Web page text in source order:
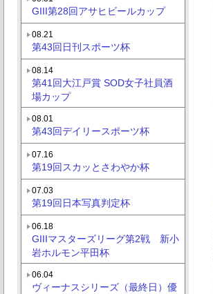
GIII第28回アサヒビールカップ
08.21
第43回日刊スポーツ杯
08.14
第41回大江戸賞 SOD女子社員酒
場カップ
08.01
第43回デイリースポーツ杯
07.16
第19回スカッとさわやか杯
07.03
第19回日本写真判定杯
06.18
GIIIマスターズリーグ第2戦 新小
岩ホルモン平田杯
06.04
ヴィーナスシリーズ（最終日）優